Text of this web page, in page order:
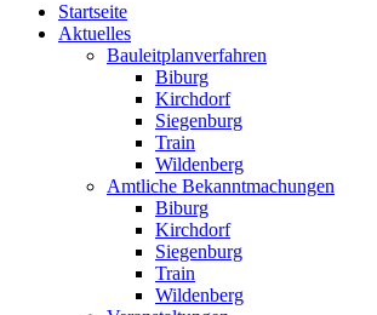
Startseite
Aktuelles
Bauleitplanverfahren
Biburg
Kirchdorf
Siegenburg
Train
Wildenberg
Amtliche Bekanntmachungen
Biburg
Kirchdorf
Siegenburg
Train
Wildenberg